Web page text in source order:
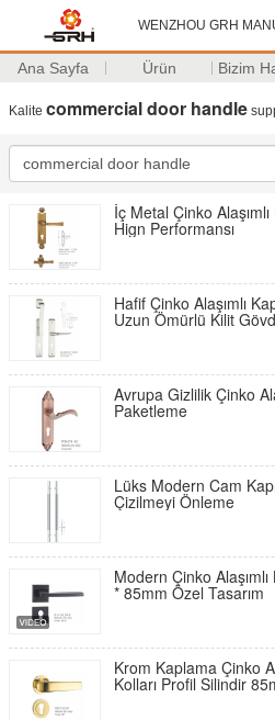
WENZHOU GRH
Ana Sayfa Ürün Bizim
Kalite commercial door handle
İç Metal Çinko
Hign Performansı
Hafif Çinko Alaşımlı
Uzun Ömürlü Kilit
Avrupa Gizlilik Çinko
Paketleme
Lüks Modern Cam
Çizilmeyi Önleme
Modern Çinko
* 85mm Özel Tasarım
Krom Kaplama Çinko
Kolları Profil Silindir